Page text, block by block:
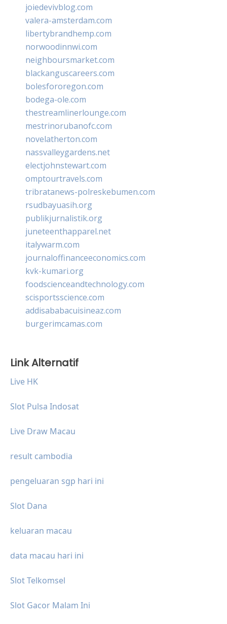
joiedevivblog.com
valera-amsterdam.com
libertybrandhemp.com
norwoodinnwi.com
neighboursmarket.com
blackanguscareers.com
bolesfororegon.com
bodega-ole.com
thestreamlinerlounge.com
mestrinorubanofc.com
novelatherton.com
nassvalleygardens.net
electjohnstewart.com
omptourtravels.com
tribratanews-polreskebumen.com
rsudbayuasih.org
publikjurnalistik.org
juneteenthapparel.net
italywarm.com
journaloffinanceeconomics.com
kvk-kumari.org
foodscienceandtechnology.com
scisportsscience.com
addisababacuisineaz.com
burgerimcamas.com
Link Alternatif
Live HK
Slot Pulsa Indosat
Live Draw Macau
result cambodia
pengeluaran sgp hari ini
Slot Dana
keluaran macau
data macau hari ini
Slot Telkomsel
Slot Gacor Malam Ini